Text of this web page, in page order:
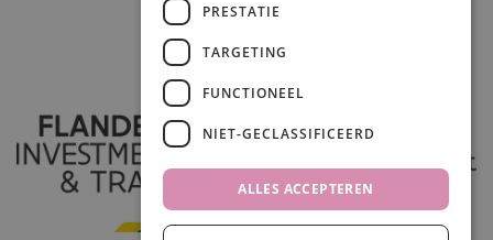
PRESTATIE
TARGETING
FUNCTIONEEL
NIET-GECLASSIFICEERD
ALLES ACCEPTEREN